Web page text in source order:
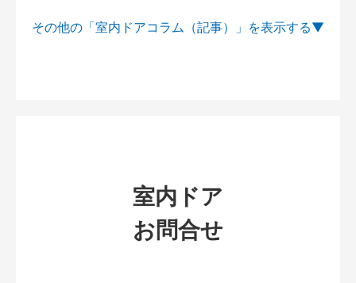
その他の「室内ドアコラム（記事）」を
室内ドア
お問合せ